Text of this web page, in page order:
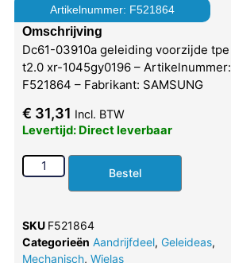
Artikelnummer: F521864
Omschrijving
Dc61-03910a geleiding voorzijde tpe
t2.0 xr-1045gy0196 – Artikelnummer:
F521864 – Fabrikant: SAMSUNG
€ 31,31 Incl. BTW
Levertijd: Direct leverbaar
Bestel
SKU F521864
Categorieën Aandrijfdeel, Geleideas,
Mechanisch, Wielas